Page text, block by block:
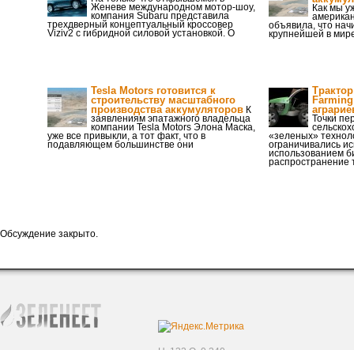
Женеве международном мотор-шоу,
компания Subaru представила
трехдверный концептуальный кроссовер
Viziv2 с гибридной силовой установкой. О
Как мы
объявила, что
крупнейшей в
Tesla Motors готовится к
строительству масштабного
производства аккумуляторов К
заявлениям эпатажного владельца
компании Tesla Motors Элона Маска,
уже все привыкли, а тот факт, что в
подавляющем большинстве они
Точки
«зеленых»
ограничивались
использованием
распространение
Обсуждение закрыто.